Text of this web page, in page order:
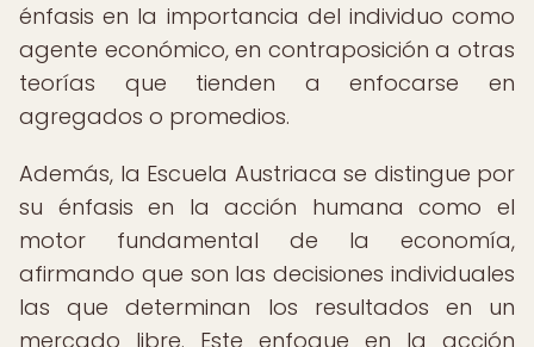
énfasis en la importancia del individuo como
agente económico, en contraposición a otras
teorías que tienden a enfocarse en
agregados o promedios.
Además, la Escuela Austriaca se distingue por
su énfasis en la acción humana como el
motor fundamental de la economía,
afirmando que son las decisiones individuales
las que determinan los resultados en un
mercado libre. Este enfoque en la acción